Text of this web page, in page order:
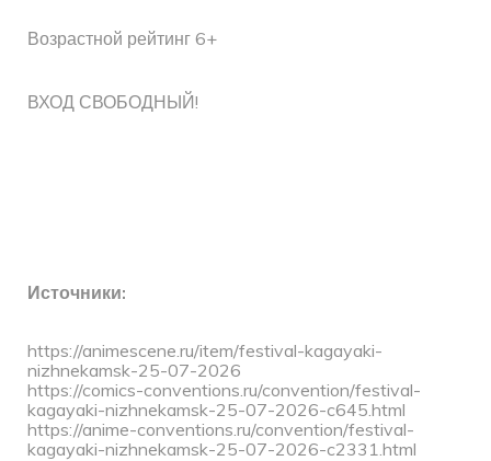
Возрастной рейтинг 6+
ВХОД СВОБОДНЫЙ!
Источники:
https://animescene.ru/item/festival-kagayaki-
nizhnekamsk-25-07-2026
https://comics-conventions.ru/convention/festival-
kagayaki-nizhnekamsk-25-07-2026-c645.html
https://anime-conventions.ru/convention/festival-
kagayaki-nizhnekamsk-25-07-2026-c2331.html